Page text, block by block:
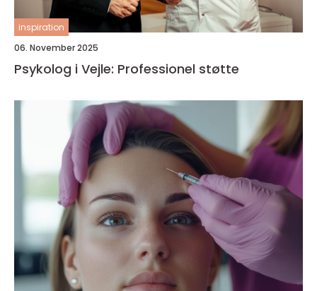
inspiration
06. November 2025
Psykolog i Vejle: Professionel støtte